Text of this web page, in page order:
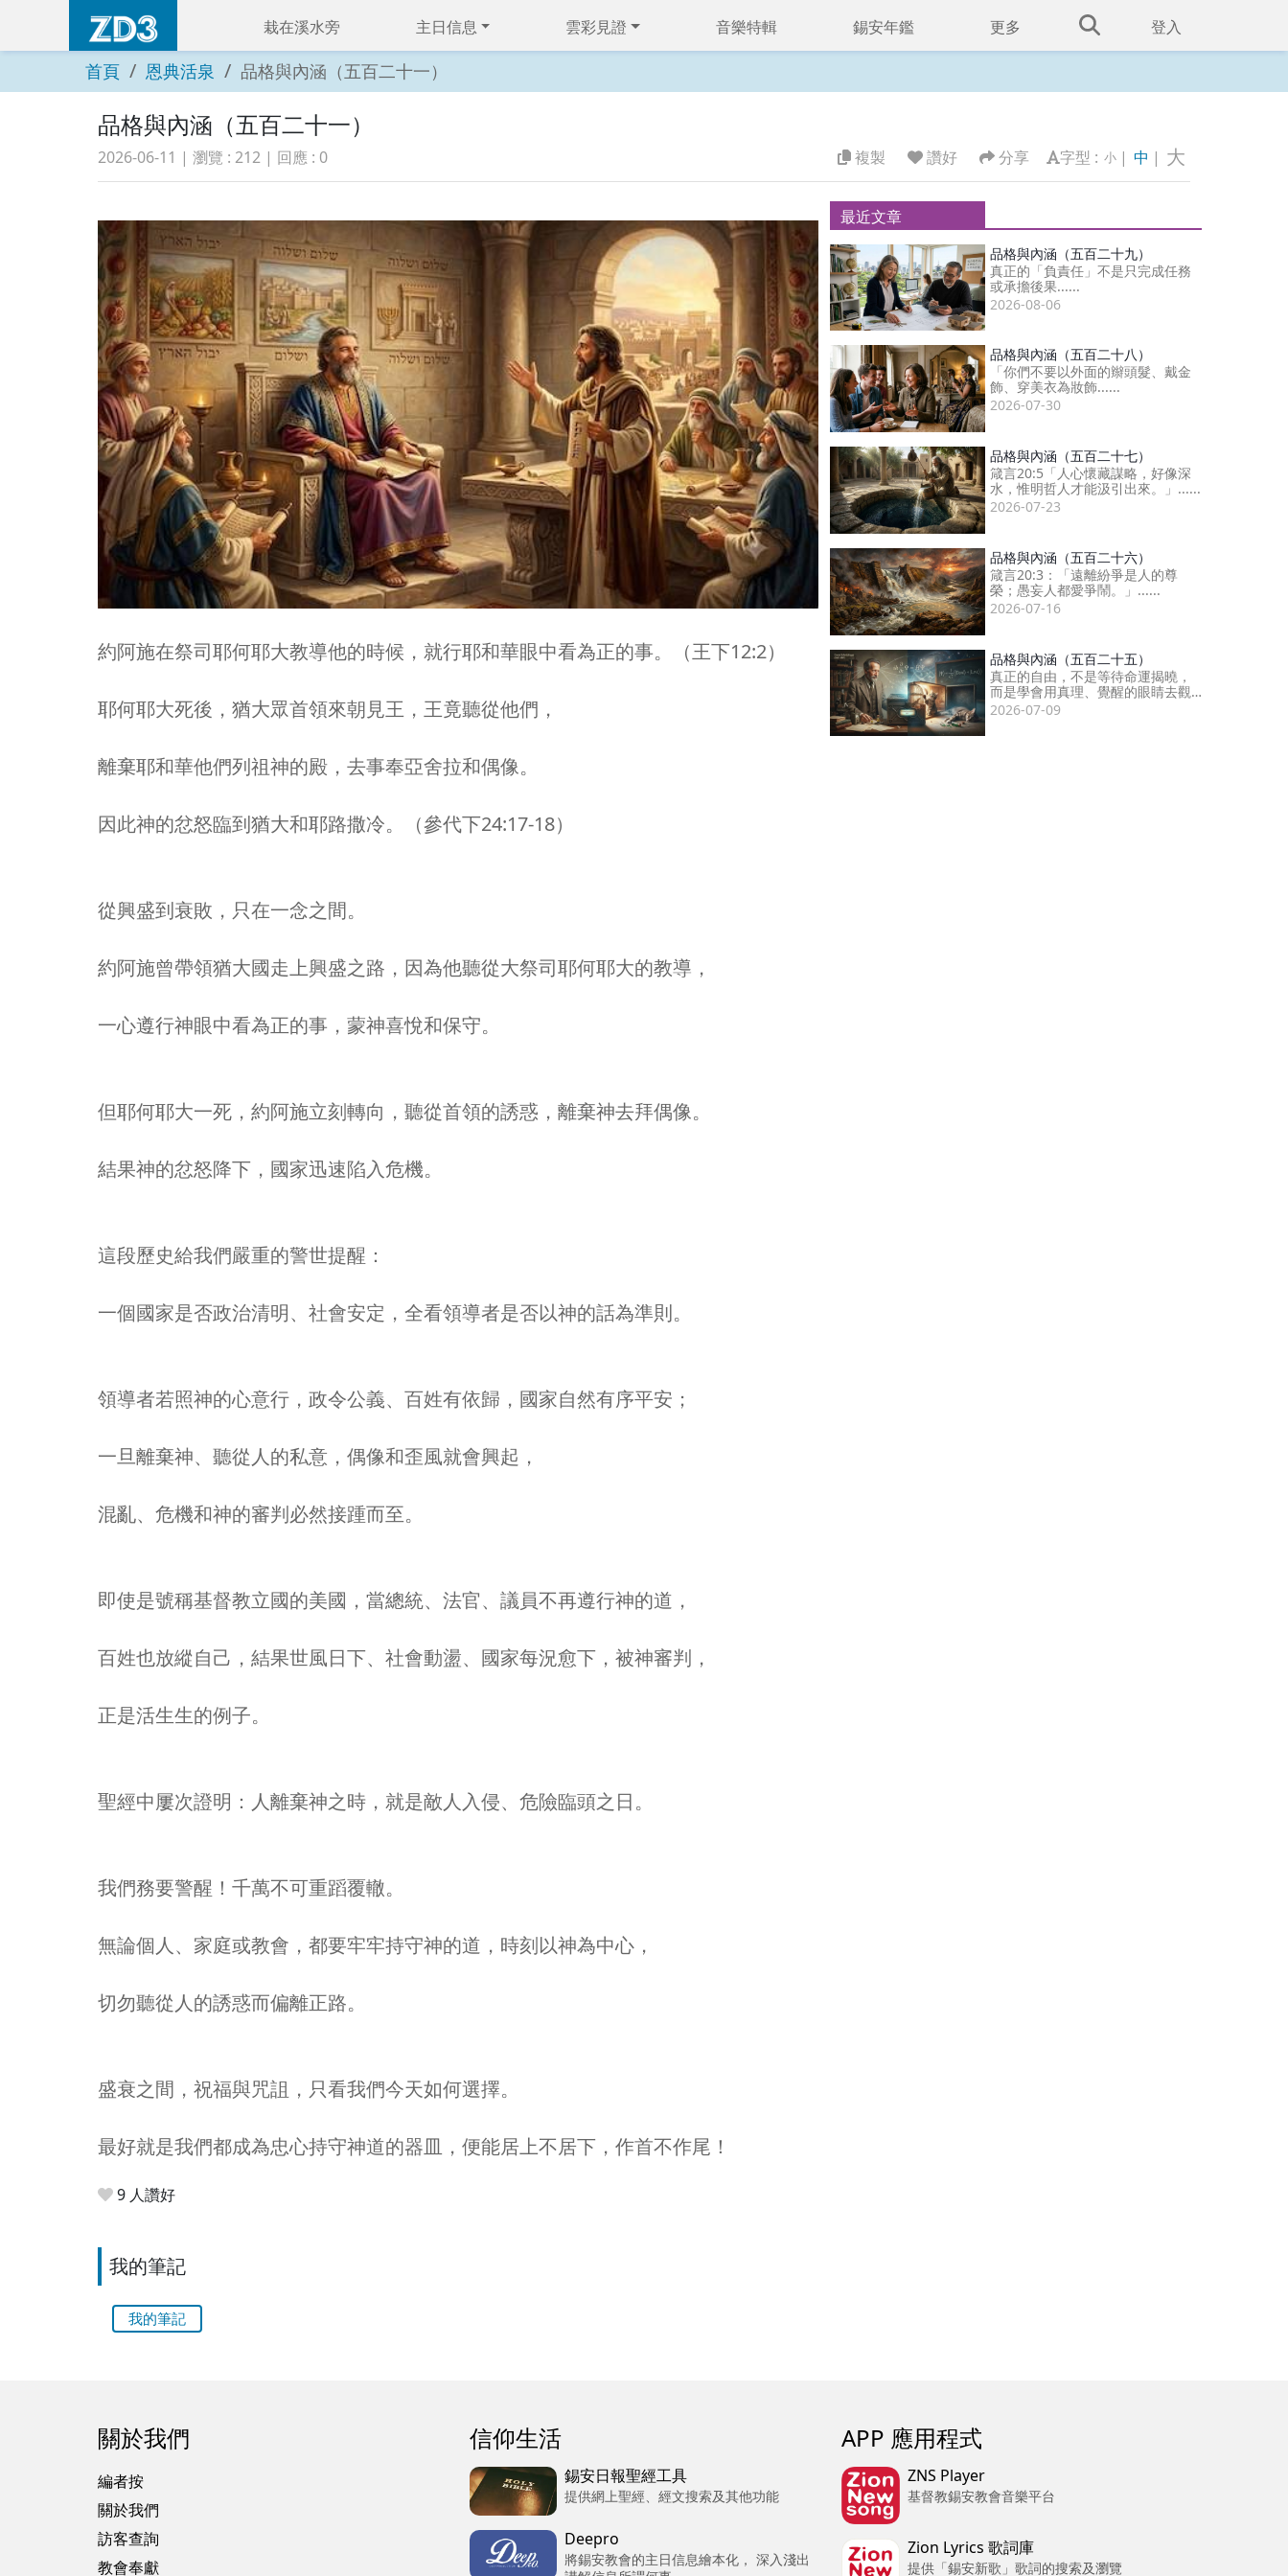
栽在溪水旁 主日信息 雲彩見證 音樂特輯 錫安年鑑 更多 登入
首頁 恩典活泉 品格與內涵（五百二十一）
品格與內涵（五百二十一）
2026-06-11 | 瀏覽 : 212 | 回應 : 0 複製 讚好 分享 字型 : 小 | 中 | 大
約阿施在祭司耶何耶大教導他的時候，就行耶和華眼中看為正的事。（王下12:2）
耶何耶大死後，猶大眾首領來朝見王，王竟聽從他們，
離棄耶和華他們列祖神的殿，去事奉亞舍拉和偶像。
因此神的忿怒臨到猶大和耶路撒冷。（參代下24:17-18）
從興盛到衰敗，只在一念之間。
約阿施曾帶領猶大國走上興盛之路，因為他聽從大祭司耶何耶大的教導，
一心遵行神眼中看為正的事，蒙神喜悅和保守。
但耶何耶大一死，約阿施立刻轉向，聽從首領的誘惑，離棄神去拜偶像。
結果神的忿怒降下，國家迅速陷入危機。
這段歷史給我們嚴重的警世提醒：
一個國家是否政治清明、社會安定，全看領導者是否以神的話為準則。
領導者若照神的心意行，政令公義、百姓有依歸，國家自然有序平安；
一旦離棄神、聽從人的私意，偶像和歪風就會興起，
混亂、危機和神的審判必然接踵而至。
即使是號稱基督教立國的美國，當總統、法官、議員不再遵行神的道，
百姓也放縱自己，結果世風日下、社會動盪、國家每況愈下，被神審判，
正是活生生的例子。
聖經中屢次證明：人離棄神之時，就是敵人入侵、危險臨頭之日。
我們務要警醒！千萬不可重蹈覆轍。
無論個人、家庭或教會，都要牢牢持守神的道，時刻以神為中心，
切勿聽從人的誘惑而偏離正路。
盛衰之間，祝福與咒詛，只看我們今天如何選擇。
最好就是我們都成為忠心持守神道的器皿，便能居上不居下，作首不作尾！
9 人讚好
我的筆記
我的筆記
最近文章
品格與內涵（五百二十九）
真正的「負責任」不是只完成任務
或承擔後果......
2026-08-06
品格與內涵（五百二十八）
「你們不要以外面的辮頭髮、戴金
飾、穿美衣為妝飾......
2026-07-30
品格與內涵（五百二十七）
箴言20:5「人心懷藏謀略，好像深
水，惟明哲人才能汲引出來。」......
2026-07-23
品格與內涵（五百二十六）
箴言20:3：「遠離紛爭是人的尊
榮；愚妄人都愛爭鬧。」......
2026-07-16
品格與內涵（五百二十五）
真正的自由，不是等待命運揭曉，
而是學會用真理、覺醒的眼睛去觀
察......
2026-07-09
關於我們
編者按
關於我們
訪客查詢
教會奉獻
信仰生活
錫安日報聖經工具
提供網上聖經、經文搜索及其他功能
Deepro
將錫安教會的主日信息繪本化， 深入淺出
APP 應用程式
ZNS Player
基督教錫安教會音樂平台
Zion Lyrics 歌詞庫
提供「錫安新歌」歌詞的搜索及瀏覽